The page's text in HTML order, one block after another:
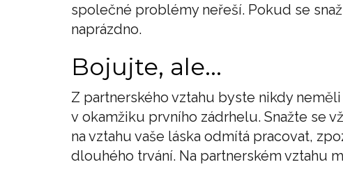
společné problémy neřeší. Pokud se
naprázdno.
Bojujte, ale...
Z partnerského vztahu byste nikdy
v okamžiku prvního zádrhelu. Snažte se
na vztahu vaše láska odmítá pracovat,
dlouhého trvání. Na partnerském vztahu